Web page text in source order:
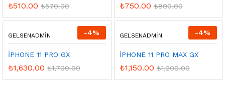
₺510.00 ₺570.00 ₺750.00 ₺800.00
-4%
GELSENADMIN
İPHONE 11 PRO GX
₺1,630.00 ₺1,700.00
-4%
GELSENADMIN
İPHONE 11 PRO MAX GX
₺1,150.00 ₺1,200.00